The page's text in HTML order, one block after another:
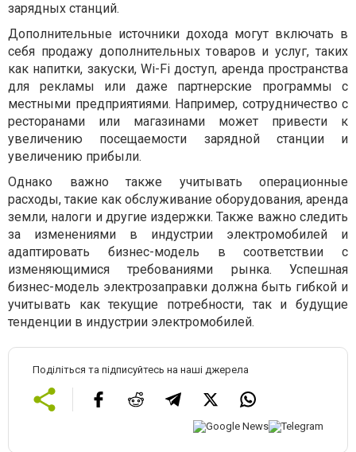
зарядных станций.
Дополнительные источники дохода могут включать в
себя продажу дополнительных товаров и услуг, таких
как напитки, закуски, Wi-Fi доступ, аренда пространства
для рекламы или даже партнерские программы с
местными предприятиями. Например, сотрудничество с
ресторанами или магазинами может привести к
увеличению посещаемости зарядной станции и
увеличению прибыли.
Однако важно также учитывать операционные
расходы, такие как обслуживание оборудования, аренда
земли, налоги и другие издержки. Также важно следить
за изменениями в индустрии электромобилей и
адаптировать бизнес-модель в соответствии с
изменяющимися требованиями рынка. Успешная
бизнес-модель электрозаправки должна быть гибкой и
учитывать как текущие потребности, так и будущие
тенденции в индустрии электромобилей.
Поділіться та підписуйтесь на наші джерела